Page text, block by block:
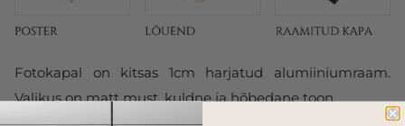
Fotokapal on kitsas 1cm harjatud alumiiniumraam.
Valikus on matt must, kuldne ja hõbedane toon.